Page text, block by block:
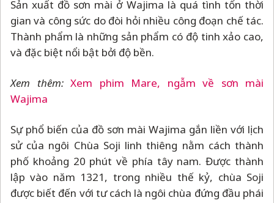
Sản xuất đồ sơn mài ở Wajima là quá tình tốn thời
gian và công sức do đòi hỏi nhiều công đoạn chế tác.
Thành phẩm là những sản phẩm có độ tinh xảo cao,
và đặc biệt nổi bật bởi độ bền.
Xem thêm: Xem phim Mare, ngẫm về sơn mài
Wajima
Sự phổ biến của đồ sơn mài Wajima gắn liền với lịch
sử của ngôi Chùa Soji linh thiêng nằm cách thành
phố khoảng 20 phút về phía tây nam. Được thành
lập vào năm 1321, trong nhiều thế kỷ, chùa Soji
được biết đến với tư cách là ngôi chùa đứng đầu phái